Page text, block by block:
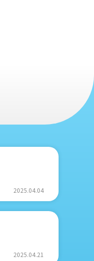
2025.04.04
2025.04.21